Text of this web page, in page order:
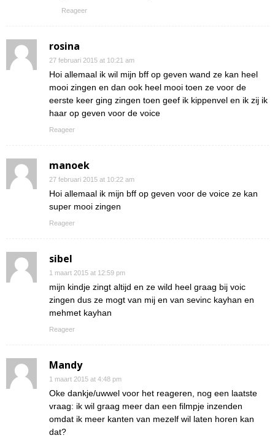
Reageer
rosina
27 februari 2015 at 10:21 am
Hoi allemaal ik wil mijn bff op geven wand ze kan heel
mooi zingen en dan ook heel mooi toen ze voor de
eerste keer ging zingen toen geef ik kippenvel en ik zij ik
haar op geven voor de voice
Reageer
manoek
27 februari 2015 at 10:22 am
Hoi allemaal ik mijn bff op geven voor de voice ze kan
super mooi zingen
Reageer
sibel
1 maart 2015 at 12:59 pm
mijn kindje zingt altijd en ze wild heel graag bij voic
zingen dus ze mogt van mij en van sevinc kayhan en
mehmet kayhan
Reageer
Mandy
1 maart 2015 at 4:48 pm
Oke dankje/uwwel voor het reageren, nog een laatste
vraag: ik wil graag meer dan een filmpje inzenden
omdat ik meer kanten van mezelf wil laten horen kan
dat?